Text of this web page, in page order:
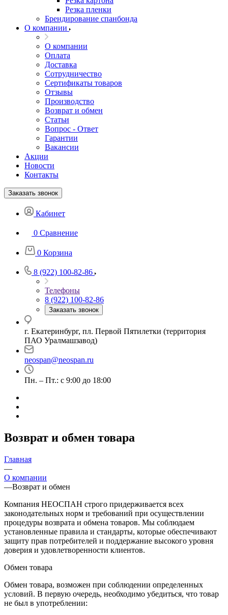
Резка пленки
Брендирование спанбонда
О компании
О компании
Оплата
Доставка
Сотрудничество
Сертификаты товаров
Отзывы
Производство
Возврат и обмен
Статьи
Вопрос - Ответ
Гарантии
Вакансии
Акции
Новости
Контакты
Заказать звонок
Кабинет
0 Сравнение
0 Корзина
8 (922) 100-82-86
Телефоны
8 (922) 100-82-86
Заказать звонок
г. Екатеринбург, пл. Первой Пятилетки (территория
ПАО Уралмашзавод)
neospan@neospan.ru
Пн. – Пт.: с 9:00 до 18:00
Возврат и обмен товара
Главная
—
О компании
—Возврат и обмен
Компания НЕОСПАН строго придерживается всех
законодательных норм и требований при осуществлении
процедуры возврата и обмена товаров. Мы соблюдаем
установленные правила и стандарты, которые обеспечивают
защиту прав потребителей и поддержание высокого уровня
доверия и удовлетворенности клиентов.
Обмен товара
Обмен товара, возможен при соблюдении определенных
условий. В первую очередь, необходимо убедиться, что товар
не был в употреблении: